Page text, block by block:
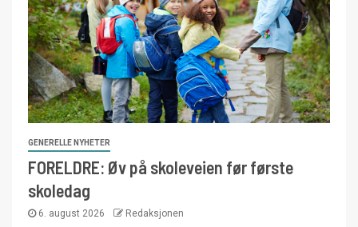
GENERELLE NYHETER
FORELDRE: Øv på skoleveien før første
skoledag
6. august 2026 Redaksjonen